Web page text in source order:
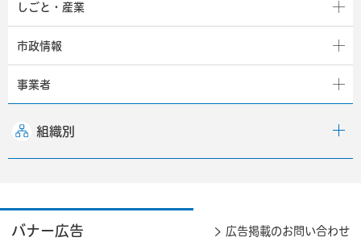
しごと・産業
市政情報
事業者
組織別
バナー広告 広告掲載のお問い合わせ